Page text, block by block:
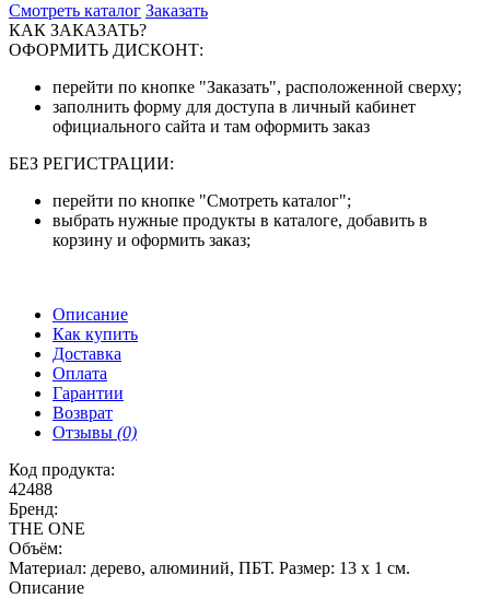
Смотреть каталог Заказать
КАК ЗАКАЗАТЬ?
ОФОРМИТЬ ДИСКОНТ:
перейти по кнопке "Заказать", расположенной сверху;
заполнить форму для доступа в личный кабинет
официального сайта и там оформить заказ
БЕЗ РЕГИСТРАЦИИ:
перейти по кнопке "Смотреть каталог";
выбрать нужные продукты в каталоге, добавить в
корзину и оформить заказ;
Описание
Как купить
Доставка
Оплата
Гарантии
Возврат
Отзывы (0)
Код продукта:
42488
Бренд:
THE ONE
Объём:
Материал: дерево, алюминий, ПБТ. Размер: 13 x 1 см.
Описание